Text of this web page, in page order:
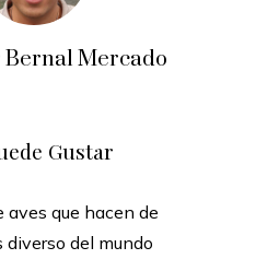
Bernal Mercado
Gustar